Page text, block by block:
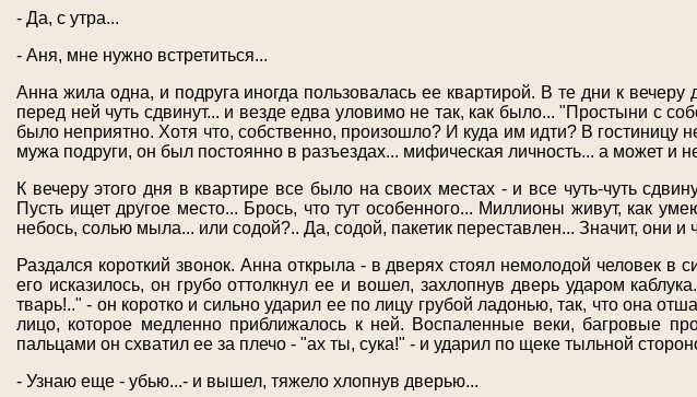
- Да, с утра...
- Аня, мне нужно встретиться...
Анна жила одна, и подруга иногда пользовалась ее квартирой. В те дни к
перед ней чуть сдвинут... и везде едва уловимо не так, как было... "Простыни с
было неприятно. Хотя что, собственно, произошло? И куда им идти? В гостиницу
мужа подруги, он был постоянно в разъездах... мифическая личность... а может и
К вечеру этого дня в квартире все было на своих местах - и все чуть-чуть
Пусть ищет другое место... Брось, что тут особенного... Миллионы живут, как
небось, солью мыла... или содой?.. Да, содой, пакетик переставлен... Значит, они
Раздался короткий звонок. Анна открыла - в дверях стоял немолодой человек
его исказилось, он грубо оттолкнул ее и вошел, захлопнув дверь ударом
тварь!.." - он коротко и сильно ударил ее по лицу грубой ладонью, так, что она
лицо, которое медленно приближалось к ней. Воспаленные веки, багровые
пальцами он схватил ее за плечо - "ах ты, сука!" - и ударил по щеке тыльной
- Узнаю еще - убью...- и вышел, тяжело хлопнув дверью...